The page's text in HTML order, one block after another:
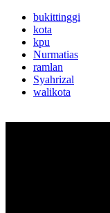
bukittinggi
kota
kpu
Nurmatias
ramlan
Syahrizal
walikota